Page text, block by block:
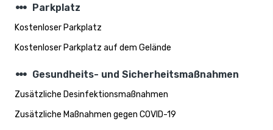
steppers Parkplatz
Kostenloser Parkplatz
Kostenloser Parkplatz auf dem Gelände
steppers Gesundheits- und Sicherheitsmaßnahmen
Zusätzliche Desinfektionsmaßnahmen
Zusätzliche Maßnahmen gegen COVID-19